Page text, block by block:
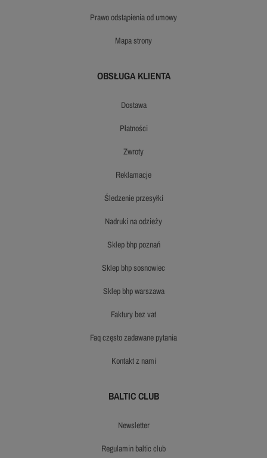
prawo odstąpienia od umowy
mapa strony
OBSŁUGA KLIENTA
dostawa
płatności
zwroty
reklamacje
śledzenie przesyłki
nadruki na odzieży
sklep bhp poznań
sklep bhp sosnowiec
sklep bhp warszawa
faktury bez vat
faq często zadawane pytania
kontakt z nami
BALTIC CLUB
newsletter
regulamin baltic club